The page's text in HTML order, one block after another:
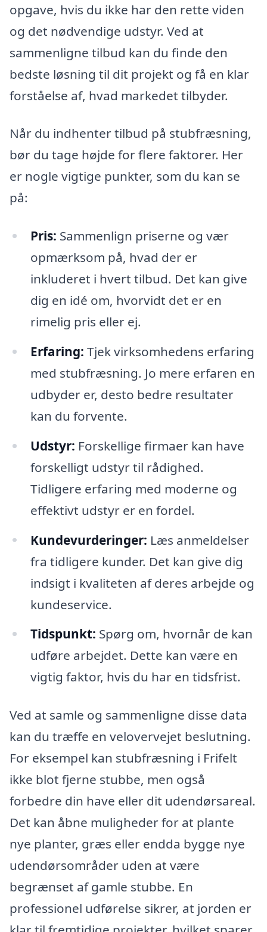
opgave, hvis du ikke har den rette viden
og det nødvendige udstyr. Ved at
sammenligne tilbud kan du finde den
bedste løsning til dit projekt og få en klar
forståelse af, hvad markedet tilbyder.
Når du indhenter tilbud på stubfræsning,
bør du tage højde for flere faktorer. Her
er nogle vigtige punkter, som du kan se
på:
Pris: Sammenlign priserne og vær
opmærksom på, hvad der er
inkluderet i hvert tilbud. Det kan give
dig en idé om, hvorvidt det er en
rimelig pris eller ej.
Erfaring: Tjek virksomhedens erfaring
med stubfræsning. Jo mere erfaren en
udbyder er, desto bedre resultater
kan du forvente.
Udstyr: Forskellige firmaer kan have
forskelligt udstyr til rådighed.
Tidligere erfaring med moderne og
effektivt udstyr er en fordel.
Kundevurderinger: Læs anmeldelser
fra tidligere kunder. Det kan give dig
indsigt i kvaliteten af deres arbejde og
kundeservice.
Tidspunkt: Spørg om, hvornår de kan
udføre arbejdet. Dette kan være en
vigtig faktor, hvis du har en tidsfrist.
Ved at samle og sammenligne disse data
kan du træffe en velovervejet beslutning.
For eksempel kan stubfræsning i Frifelt
ikke blot fjerne stubbe, men også
forbedre din have eller dit udendørsareal.
Det kan åbne muligheder for at plante
nye planter, græs eller endda bygge nye
udendørsområder uden at være
begrænset af gamle stubbe. En
professionel udførelse sikrer, at jorden er